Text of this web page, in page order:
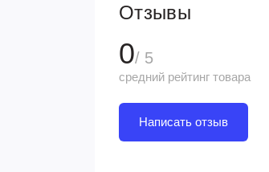
Отзывы
0/ 5
средний рейтинг товара
Написать отзыв